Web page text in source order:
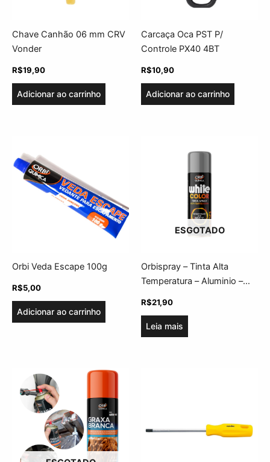
Chave Canhão 06 mm CRV
Vonder
R$19,90
Adicionar ao carrinho
Carcaça Oca PST P/
Controle PX40 4BT
R$10,90
Adicionar ao carrinho
Orbi Veda Escape 100g
R$5,00
Adicionar ao carrinho
ESGOTADO
Orbispray – Tinta Alta
Temperatura – Aluminio –
R$21,90
Leia mais